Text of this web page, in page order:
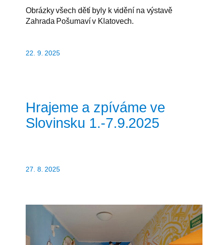
Obrázky všech dětí byly k vidění na výstavě
Zahrada Pošumaví v Klatovech.
22. 9. 2025
Hrajeme a zpíváme ve
Slovinsku 1.-7.9.2025
27. 8. 2025